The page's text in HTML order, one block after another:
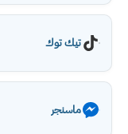
تيك توك
ماسنجر